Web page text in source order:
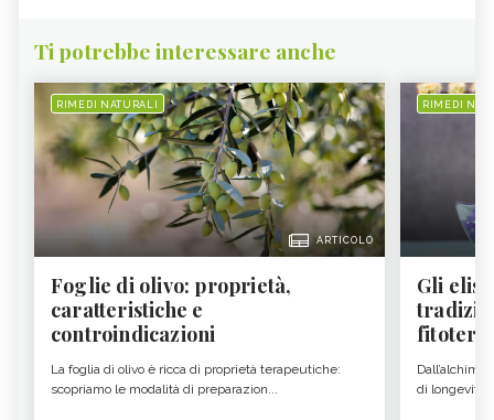
Ti potrebbe interessare anche
RIMEDI NATURALI
ARTICOLO
Foglie di olivo: proprietà,
caratteristiche e
controindicazioni
La foglia di olivo è ricca di proprietà terapeutiche:
scopriamo le modalità di preparazion...
RIMEDI
Gli
fitoter...
di longevità